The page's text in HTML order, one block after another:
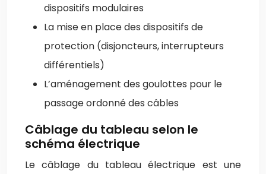
dispositifs modulaires
La mise en place des dispositifs de
protection (disjoncteurs, interrupteurs
différentiels)
L’aménagement des goulottes pour le
passage ordonné des câbles
Câblage du tableau selon le
schéma électrique
Le câblage du tableau électrique est une